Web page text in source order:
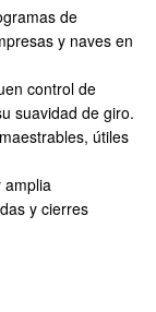
de
y naves en
control de
suavidad de giro.
útiles
amplia
y cierres